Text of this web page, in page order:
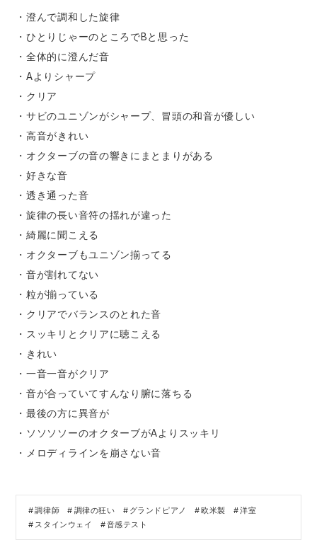
・澄んで調和した旋律
・ひとりじゃーのところでBと思った
・全体的に澄んだ音
・Aよりシャープ
・クリア
・サビのユニゾンがシャープ、冒頭の和音が優しい
・高音がきれい
・オクターブの音の響きにまとまりがある
・好きな音
・透き通った音
・旋律の長い音符の揺れが違った
・綺麗に聞こえる
・オクターブもユニゾン揃ってる
・音が割れてない
・粒が揃っている
・クリアでバランスのとれた音
・スッキリとクリアに聴こえる
・きれい
・一音一音がクリア
・音が合っていてすんなり腑に落ちる
・最後の方に異音が
・ソソソソーのオクターブがAよりスッキリ
・メロディラインを崩さない音
調律師 調律の狂い グランドピアノ 欧米製
洋室
スタインウェイ
音感テスト